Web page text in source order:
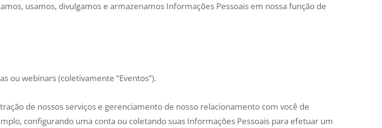
usamos, divulgamos e armazenamos Informações Pessoais em nossa função de
ou webinars (coletivamente “Eventos”).
de nossos serviços e gerenciamento de nosso relacionamento com você de
configurando uma conta ou coletando suas Informações Pessoais para efetuar um